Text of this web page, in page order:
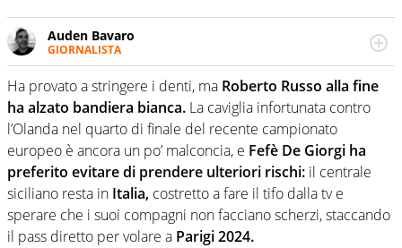
Auden Bavaro
GIORNALISTA
Lo sporco lavoro del coordinamento: qualcuno lo deve
pur fare. Eppure, quando ha modo di pigiare le dita sulla
tastiera, restituisce storie e racconti di sport che valgono
il biglietto
Ha provato a stringere i denti, ma Roberto Russo alla fine
ha alzato bandiera bianca. La caviglia infortunata contro
l’Olanda nel quarto di finale del recente campionato
europeo è ancora un po’ malconcia, e Fefè De Giorgi ha
preferito evitare di prendere ulteriori rischi: il centrale
siciliano resta in Italia, costretto a fare il tifo dalla tv e
sperare che i suoi compagni non facciano scherzi, staccando
il pass diretto per volare a Parigi 2024.